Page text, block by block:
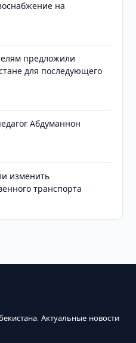
на
предложили
для последующего
Абдуманнон
изменить
транспорта
Актуальные новости